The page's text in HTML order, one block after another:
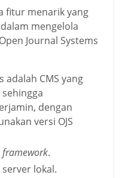
fitur menarik yang
mengelola
Journal Systems
adalah CMS yang
dengan
versi OJS
framework.
server lokal.